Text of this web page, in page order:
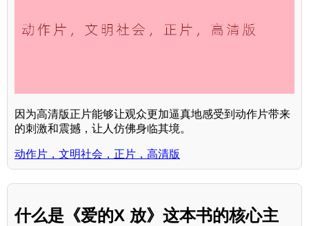
因为高清版正片能够让观众更加逼真地感受到动作片带来
的刺激和震撼，让人仿佛身临其境。
动作片，文明社会，正片，高清版
什么是《爱的X 放》这本书的核心主